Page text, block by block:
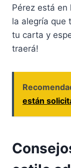
Pérez está
la alegría que
tu carta y
traerá!
están